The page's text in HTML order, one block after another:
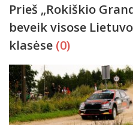
Prieš „Rokiškio
beveik visose
klasėse (0)